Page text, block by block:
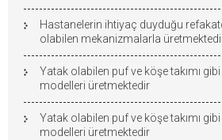
Hastanelerin ihtiyaç duyduğu
olabilen mekanizmalarla
Yatak olabilen puf ve köşe takımı
modelleri üretmektedir
Yatak olabilen puf ve köşe takımı
modelleri üretmektedir